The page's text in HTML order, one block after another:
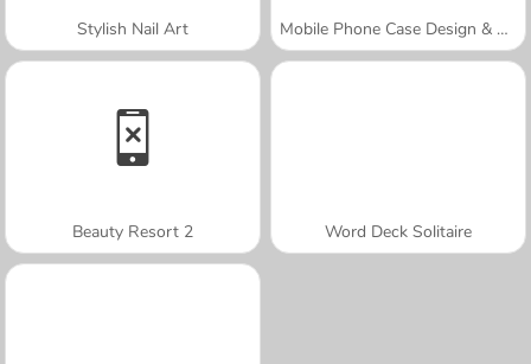
Stylish Nail Art Mobile Phone Case Design & DIY
Beauty Resort 2 Word Deck Solitaire